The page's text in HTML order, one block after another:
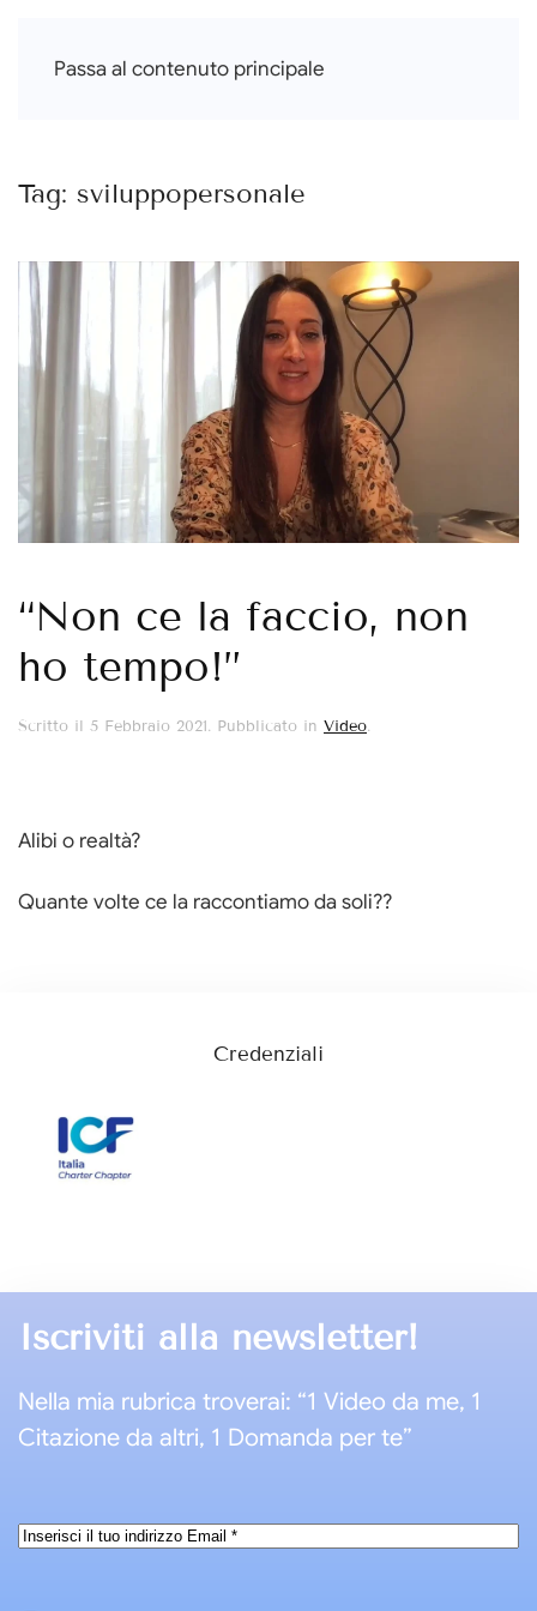
Passa al contenuto principale
Francesca Di Falco
Tag: sviluppopersonale
“Non ce la faccio, non
ho tempo!”
Scritto il 5 Febbraio 2021. Pubblicato in Video.
Alibi o realtà?
Quante volte ce la raccontiamo da soli??
Credenziali
Iscriviti alla newsletter!
Nella mia rubrica troverai: “1 Video da me, 1
Citazione da altri, 1 Domanda per te”
Email*